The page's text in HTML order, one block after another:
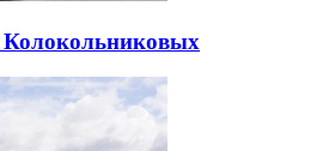
Колокольниковых